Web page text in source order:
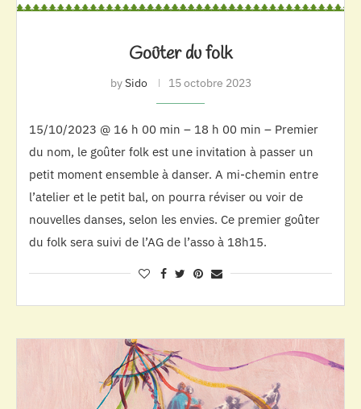
Goûter du folk
bySido 15 octobre 2023
15/10/2023 @ 16 h 00 min – 18 h 00 min – Premier
du nom, le goûter folk est une invitation à passer un
petit moment ensemble à danser. A mi-chemin entre
l’atelier et le petit bal, on pourra réviser ou voir de
nouvelles danses, selon les envies. Ce premier goûter
du folk sera suivi de l’AG de l’asso à 18h15.